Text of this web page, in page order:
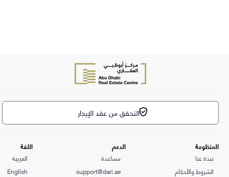
المنظومة
نبذة عنا
الشروط والأحكام
الدعم
مساعدة
support@dari.ae
اللغة
العربية
English
التحقق من عقد الإيجار